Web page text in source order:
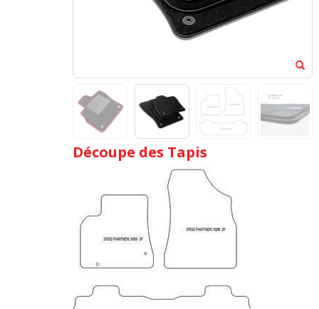
Découpe des Tapis